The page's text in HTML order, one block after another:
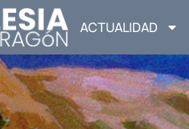
ACTUALIDAD